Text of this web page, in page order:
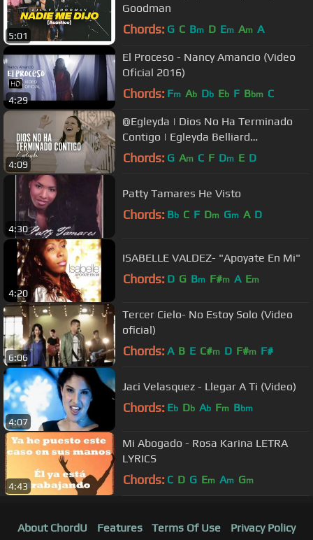
5:01
Goodman
Chords: G C Bm D Em Am A
4:29
El Proceso - Nancy Amancio (Video
Oficial 2016)
Chords: Fm Ab Db Eb F Bbm C
4:09
@Egleyda | Dios No Ha Terminado
Contigo | Egleyda Belliard
#VideoOficial
Chords: G Am C F Dm E D
4:30
Patty Tamares He Visto
Chords: Bb C F Dm Gm A D
4:20
ISABELLE VALDEZ- "Apoyate En Mi"
Chords: D G Bm F#m A Em
6:06
Tercer Cielo- No Estoy Solo (Video
oficial)
Chords: A B E C#m D F#m F#
4:07
Jaci Velasquez - Llegar A Ti (Video)
Chords: Eb Db Ab Fm Bbm
4:43
Mi Abogado - Rosa Karina LETRA
LYRICS
Chords: C D G Em Am Gm
About ChordU Features Terms Of Use Privacy Policy